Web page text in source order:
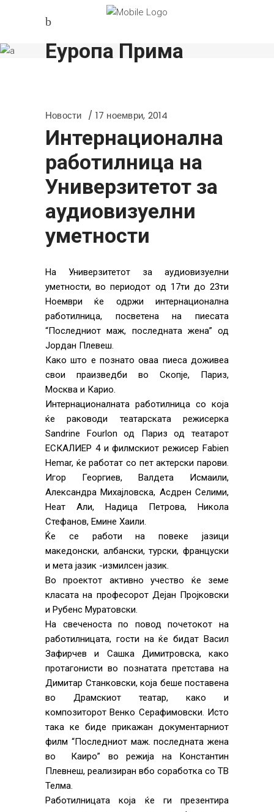
Еуропа Прима
Новости 17 ноември, 2014
Интернационална
работилница на
Универзитетот за
аудиовизуелни
уметности
На Универзитетот за аудиовизуелни
уметности, во периодот од 17ти до 23ти
Ноември ќе одржи интернационална
работилница, посветена на пиесата
“Последниот маж, последната жена” од
Јордан Плевеш.
Како што е познато оваа пиеса доживеа
свои праизведби во Скопје, Париз,
Москва и Карио.
Интернационалната работилница со која
ќе раководи театарската режисерка
Sandrine Fourlon од Париз од театарот
ЕСКАЛИЕР 4 и филмскиот режисер Fabien
Hemar, ќе работат со пет актерски парови.
Игор Георгиев, Валдета Исмаили,
Александра Михајловска, Асдрен Селими,
Неат Али, Надица Петрова, Никола
Стефанов, Емине Хаили.
Ќе се работи на повеке јазици
македонски, албански, турски, француски
и мета јазик -измилсен јазик.
Во проектот активно учество ќе земе
класата на професорот Дејан Пројковски
и Рубенс Муратовски.
На свеченоста по повод почетокот на
работилницата, гости на ќе бидат Васил
Зафирчев и Сашка Димитровска, како
протагонисти во познатата претстава на
Димитар Станковски, која беше поставена
во Драмскиот театар, како и
композиторот Венко Серафимовски. Исто
така ке биде прикажан документарниот
филм “Последниот маж. последната жена
во Каиро” во режија на Константин
Плевнеш, реализиран вбо соработка со ТВ
Телма.
Работилницата која ќе ги презентира